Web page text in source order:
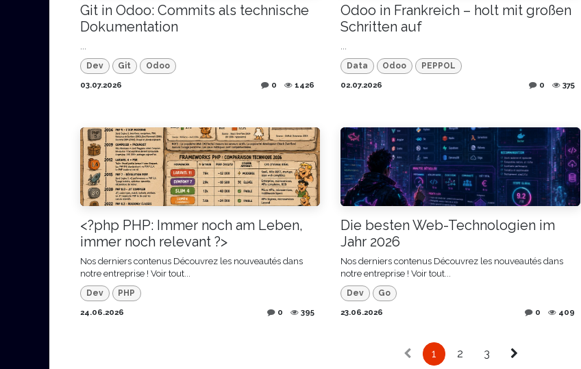
Git in Odoo: Commits als technische
Dokumentation
...
Dev Git
Odoo
03.07.2026
0 1426
Odoo in Frankreich – holt mit großen
Schritten auf
...
Data Odoo
PEPPOL
02.07.2026
0 375
<?php PHP: Immer noch am Leben,
immer noch relevant ?>
Nos derniers contenus Découvrez les nouveautés dans
notre entreprise ! Voir tout...
Dev
PHP
24.06.2026
0 395
Die besten Web-Technologien im
Jahr 2026
Nos derniers contenus Découvrez les nouveautés dans
notre entreprise ! Voir tout...
Dev
Go
23.06.2026
0 409
1 2 3